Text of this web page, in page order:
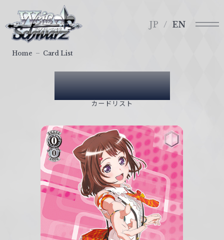
ァ
イ
JP EN
Card List
カードリスト
Home Card List